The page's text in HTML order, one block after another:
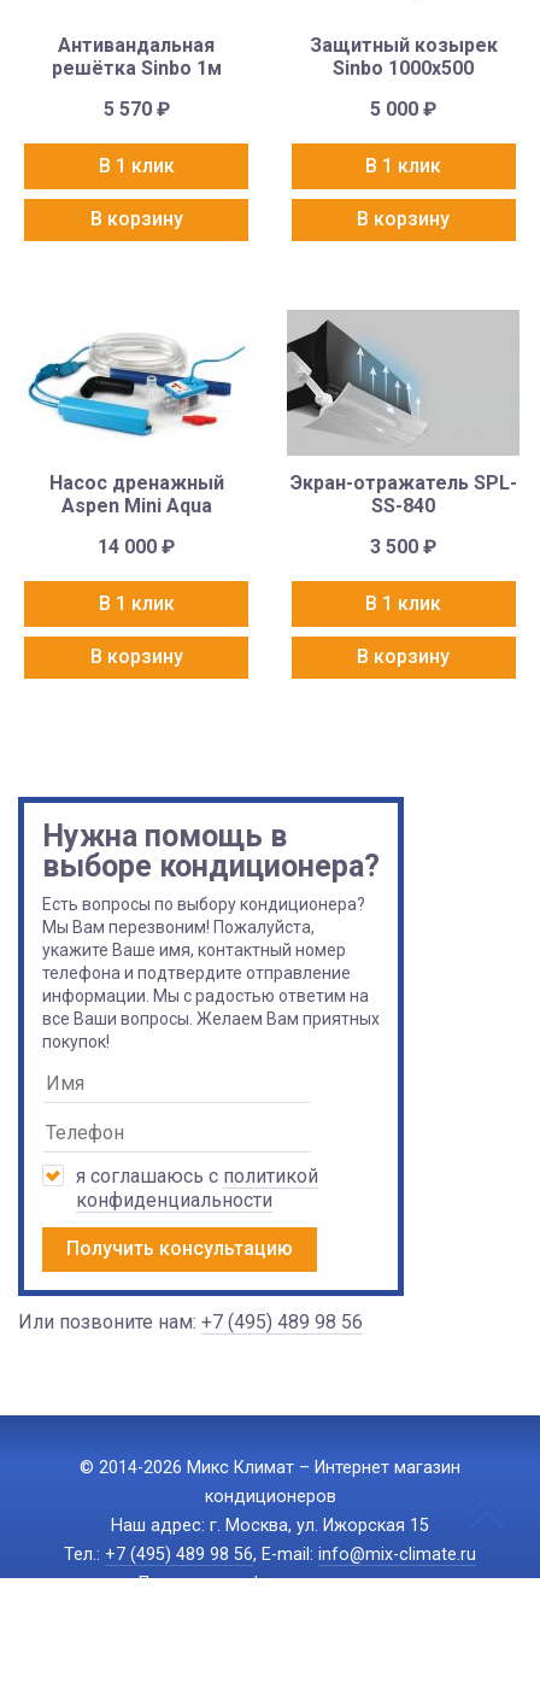
Антивандальная
решётка Sinbo 1м
5 570 ₽
В 1 клик
В корзину
Защитный козырек
Sinbo 1000х500
5 000₽
В 1 клик
В корзину
Насос дренажный
Aspen Mini Aqua
14 000₽
В 1 клик
В корзину
Экран-отражатель SPL-
SS-840
3 500₽
В 1 клик
В корзину
Нужна помощь в
выборе кондиционера?
Есть вопросы по выбору кондиционера?
Мы Вам перезвоним! Пожалуйста,
укажите Ваше имя, контактный номер
телефона и подтвердите отправление
информации. Мы с радостью ответим на
все Ваши вопросы. Желаем Вам приятных
покупок!
я соглашаюсь с политикой
конфиденциальности
Получить консультацию
Или позвоните нам: +7 (495) 489 98 56
© 2014-2026 Микс Климат – Интернет магазин
кондиционеров
Наш адрес: г. Москва, ул. Ижорская 15
Тел.: +7 (495) 489 98 56, E-mail: info@mix-climate.ru
Политика конфиденциальности